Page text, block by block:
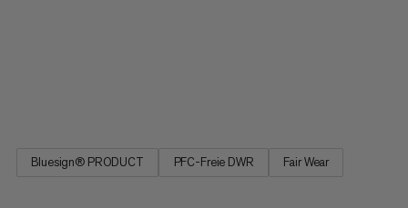
Bluesign® PRODUCT PFC-Freie DWR Fair Wear